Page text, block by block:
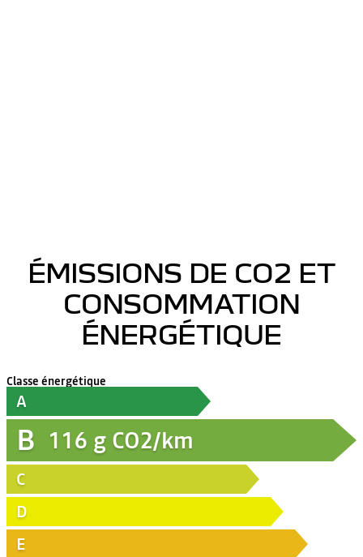
ÉMISSIONS DE CO2 ET
CONSOMMATION
ÉNERGÉTIQUE
Classe énergétique
A
B 116 g CO2/km
C
D
E